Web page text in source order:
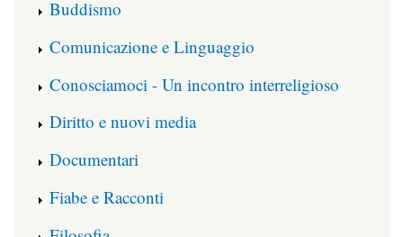
Buddismo
Comunicazione e Linguaggio
Conosciamoci - Un incontro interreligioso
Diritto e nuovi media
Documentari
Fiabe e Racconti